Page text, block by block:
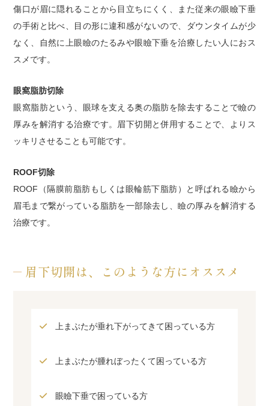
傷口が眉に隠れることから目立ちにくく、また従来の眼瞼下垂
の手術と比べ、目の形に違和感がないので、ダウンタイムが少
なく、自然に上眼瞼のたるみや眼瞼下垂を治療したい人におス
スメです。
眼窩脂肪切除
眼窩脂肪という、眼球を支える奥の脂肪を除去することで瞼の
厚みを解消する治療です。眉下切開と併用することで、よりス
ッキリさせることも可能です。
ROOF切除
ROOF（隔膜前脂肪もしくは眼輪筋下脂肪）と呼ばれる瞼から
眉毛まで繋がっている脂肪を一部除去し、瞼の厚みを解消する
治療です。
眉下切開は、このような方にオススメ
上まぶたが垂れ下がってきて困っている方
上まぶたが腫れぼったくて困っている方
眼瞼下垂で困っている方